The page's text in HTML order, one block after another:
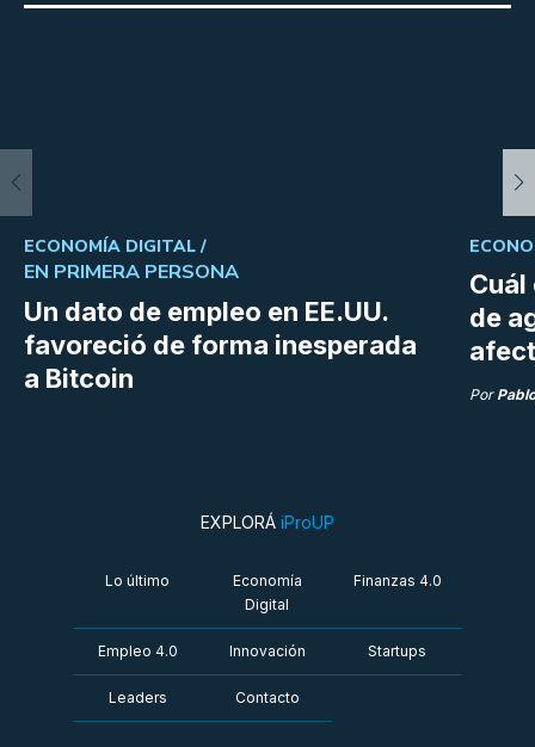
Un dato de empleo en EE.UU.
favoreció de forma inesperada
a Bitcoin
ECONOMÍA DIGITAL /
EN PRIMERA PERSONA
de
Por
EXPLORÁ iProUP
Lo último
Economía
Digital
Finanzas 4.0
Empleo 4.0 Innovación Startups
Leaders Contacto